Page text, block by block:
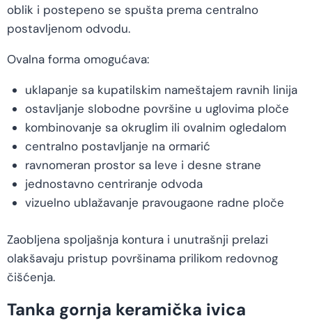
oblik i postepeno se spušta prema centralno
postavljenom odvodu.
Ovalna forma omogućava:
uklapanje sa kupatilskim nameštajem ravnih linija
ostavljanje slobodne površine u uglovima ploče
kombinovanje sa okruglim ili ovalnim ogledalom
centralno postavljanje na ormarić
ravnomeran prostor sa leve i desne strane
jednostavno centriranje odvoda
vizuelno ublažavanje pravougaone radne ploče
Zaobljena spoljašnja kontura i unutrašnji prelazi
olakšavaju pristup površinama prilikom redovnog
čišćenja.
Tanka gornja keramička ivica